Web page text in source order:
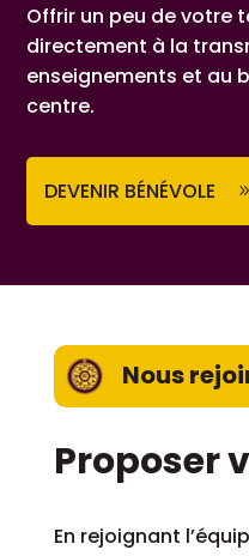
Offrir un peu de votre
directement à la
enseignements et au
centre.
DEVENIR BÉNÉVOLE
Nous
Proposer
En rejoignant